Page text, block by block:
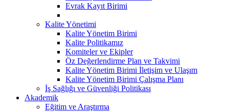
Evrak Kayıt Birimi
Kalite Yönetimi
Kalite Yönetim Birimi
Kalite Politikamız
Komiteler ve Ekipler
Öz Değerlendirme Plan ve Takvimi
Kalite Yönetim Birimi İletişim ve Ulaşım
Kalite Yönetim Birimi Çalışma Planı
İş Sağlığı ve Güvenliği Politikası
Akademik
Eğitim ve Araştırma